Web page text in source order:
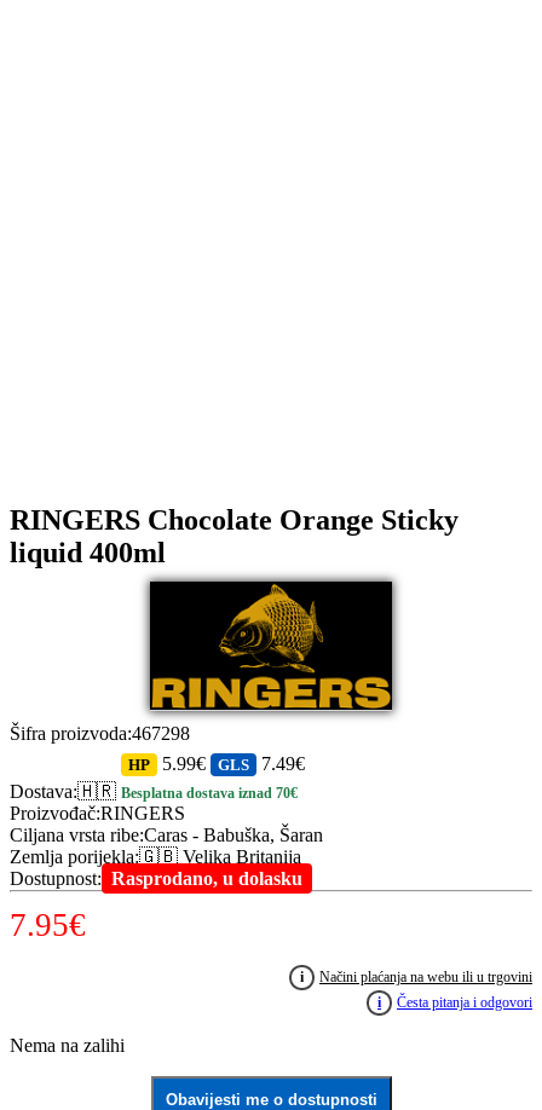
RINGERS Chocolate Orange Sticky
liquid 400ml
Šifra proizvoda:467298
Dostava:🇭🇷
HP 5.99€ GLS 7.49€
Besplatna dostava iznad 70€
Proizvođač:RINGERS
Ciljana vrsta ribe:Caras - Babuška, Šaran
Zemlja porijekla:🇬🇧 Velika Britanija
Dostupnost: Rasprodano, u dolasku
7.95€
i
Načini plaćanja na webu ili u trgovini
i
Česta pitanja i odgovori
Nema na zalihi
Obavijesti me o dostupnosti